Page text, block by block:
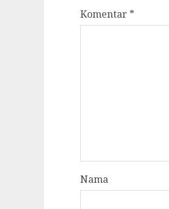
Komentar *
Nama